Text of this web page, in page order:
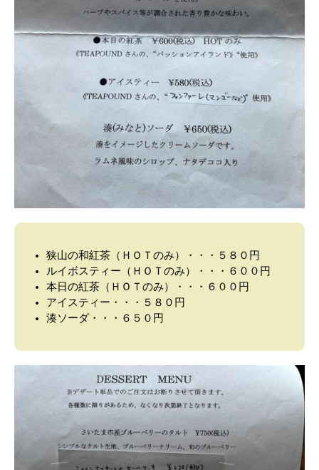
狭山の和紅茶（ＨＯＴのみ）・・・５８０円
ルイボスティー（ＨＯＴのみ）・・・６００円
本日の紅茶（ＨＯＴのみ）・・・６００円
アイスティー・・・５８０円
湊ソーダ・・・６５０円